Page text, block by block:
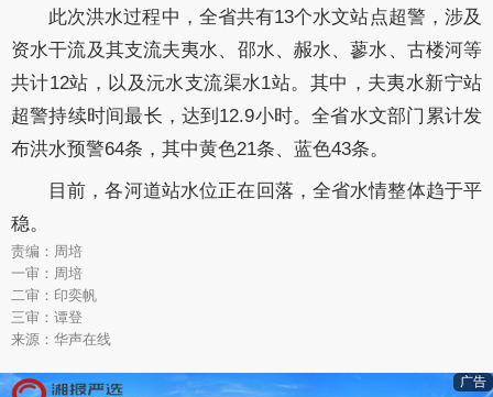
此次洪水过程中，全省共有13个水文站点超警， 涉及
资水干流及其支流夫夷水、邵水、赧水、蓼水、古楼河等
共计12站，以及沅水支流渠水1站。其中，夫夷水新宁站
超警持续时间最长，达到12.9小时。全省水文部门累计发
布洪水预警64条，其中黄色21条、 蓝色43条。
目前 ，各河道站水位正在回落， 全省水情整体趋于平
稳。
责编：周培
一审：周培
二审：印奕帆
三审：谭登
来源：华声在线
广告